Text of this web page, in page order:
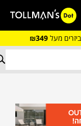
מעל ₪349